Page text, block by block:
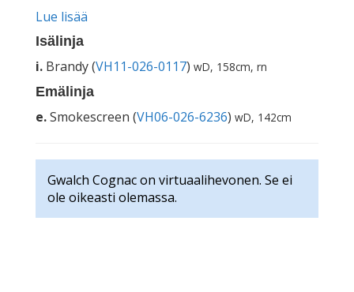
Lue lisää
Isälinja
i. Brandy (VH11-026-0117) wD, 158cm, rn
Emälinja
e.Smokescreen (VH06-026-6236) wD, 142cm
Gwalch Cognac on virtuaalihevonen. Se ei
ole oikeasti olemassa.